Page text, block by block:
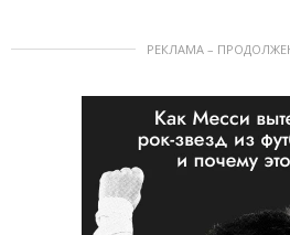
РЕКЛАМА –